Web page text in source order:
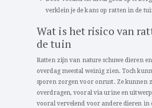
verklein je de kans op ratten in de
Wat is het risico van
de tuin
Ratten zijn van nature schuwe dieren
overdag meestal weinig zien. Toch
sporen zorgen voor onrust. Ze kunnen
overdragen, vooral via urine en
vooral vervelend voor andere dieren in